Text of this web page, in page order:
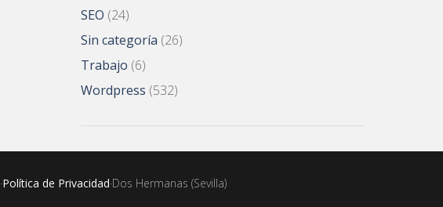
SEO (24)
Sin categoría (26)
Trabajo (6)
Wordpress (532)
·Política de Privacidad·Dos Hermanas (Sevilla)